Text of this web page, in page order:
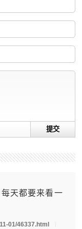
天都要来看一
01/46337.html